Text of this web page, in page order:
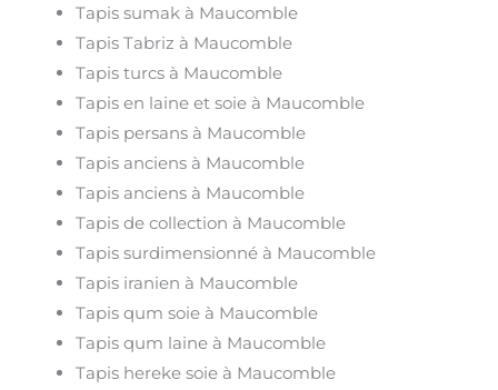
Tapis sumak à Maucomble
Tapis Tabriz à Maucomble
Tapis turcs à Maucomble
Tapis en laine et soie à Maucomble
Tapis persans à Maucomble
Tapis anciens à Maucomble
Tapis anciens à Maucomble
Tapis de collection à Maucomble
Tapis surdimensionné à Maucomble
Tapis iranien à Maucomble
Tapis qum soie à Maucomble
Tapis qum laine à Maucomble
Tapis hereke soie à Maucomble